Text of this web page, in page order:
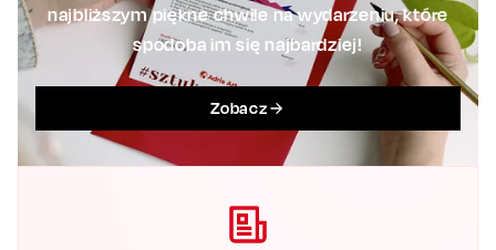
najbliższym piękne chwile na wydarzeniu, które
spodoba im się najbardziej!
Zobacz